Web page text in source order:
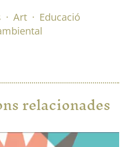
· Art · Educació
relacionades